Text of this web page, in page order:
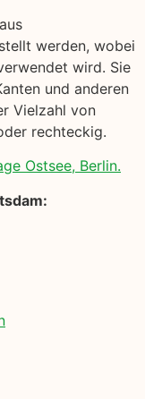
werden, wobei
wird. Sie
und anderen
Vielzahl von
rechteckig.
Ostsee, Berlin.